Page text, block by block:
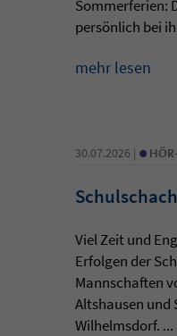
Sommerferien:
persönlich bei
mehr lesen
30.07.2026 | •
Viel Zeit und
Erfolgen der
Mannschaften
Altshausen und
Wilhelmsdorf. ...